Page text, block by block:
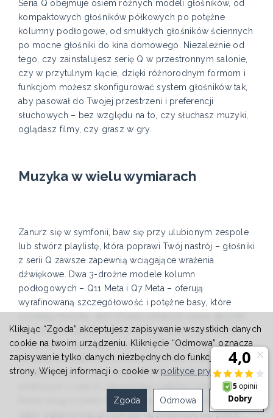
Seria Q obejmuje osiem różnych modeli głośników, od
kompaktowych głośników półkowych po potężne
kolumny podłogowe, od smukłych głośników ściennych
po mocne głośniki do kina domowego. Niezależnie od
tego, czy zainstalujesz serię Q w przestronnym salonie,
czy w przytulnym kącie, dzięki różnorodnym formom i
funkcjom możesz skonfigurować system głośników tak,
aby pasował do Twojej przestrzeni i preferencji
słuchowych – bez względu na to, czy słuchasz muzyki,
oglądasz filmy, czy grasz w gry.
Muzyka w wielu wymiarach
Zanurz się w symfonii, baw się przy ulubionym zespole
lub stwórz playlistę, która poprawi Twój nastrój – głośniki
z serii Q zawsze zapewnią wciągające wrażenia
dźwiękowe. Dwa 3-drożne modele kolumn
podłogowych – Q11 Meta i Q7 Meta – oferują
wyrafinowaną szczegółowość i potężne basy, które
na szafce lub półce, seria Q oferuje wybór głośników
półkowych, takich jak 3-drożny Q Concerto Meta oraz
bardziej kompaktowe Q3 Meta i Q1 Meta. Stojak SQ1
został zaprojektowany specjalnie dla głośników
półkowych z serii Q, zapewniając stabilną podstawę, na
której mogą w pełni rozwinąć swoje możliwości. Jeśli
masz ograniczoną przestrzeń na podłodze lub półce,
Klikając “Zgoda” akceptujesz zapisywanie wszystkich danych
cookie na twoim urządzeniu. Kliknięcie “Odmowa” oznacza
zapisywanie tylko danych niezbędnych do funkcjonowania
strony. Więcej informacji o cookie w polityce prywatności.
Ustawienia
Odmowa
Zgoda